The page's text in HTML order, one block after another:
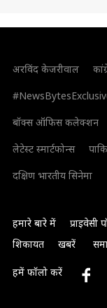
अरविंद केजरीवाल
बॉक्स ऑफिस कलेक्शन
लेटेस्ट स्मार्टफोन्स
दक्षिण भारतीय सिनेमा
हमारे बारे में प्राइवेसी
शिकायत
खबरें
हमें फॉलो करें